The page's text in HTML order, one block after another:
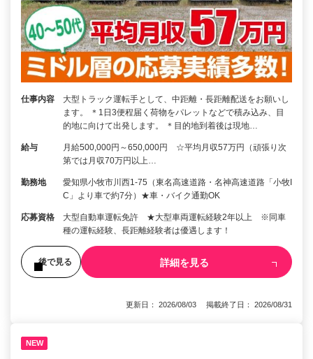
仕事内容
大型トラック運転手として、中距離・長距離配送をお願いし
ます。 ＊1日3便程届く荷物をパレットなどで積み込み、目
的地に向けて出発します。 ＊目的地到着後は現地…
給与
月給500,000円～650,000円 ☆平均月収57万円（頑張り次
第では月収70万円以上…
勤務地
愛知県小牧市川西1-75（東名高速道路・名神高速道路「小牧I
C」より車で約7分）★車・バイク通勤OK
応募資格
大型自動車運転免許 ★大型車両運転経験2年以上 ※同車
種の運転経験、長距離経験者は優遇します！
後で見る 詳細を見る
更新日： 2026/08/03 掲載終了日： 2026/08/31
NEW